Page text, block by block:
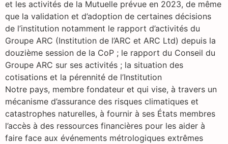
et les activités de la Mutuelle prévue en 2023, de même
que la validation et d’adoption de certaines décisions
de l’institution notamment le rapport d’activités du
Groupe ARC (Institution de l’ARC et ARC Ltd) depuis la
douzième session de la CoP ; le rapport du Conseil du
Groupe ARC sur ses activités ; la situation des
cotisations et la pérennité de l’Institution
Notre pays, membre fondateur et qui vise, à travers un
mécanisme d’assurance des risques climatiques et
catastrophes naturelles, à fournir à ses États membres
l’accès à des ressources financières pour les aider à
faire face aux événements métrologiques extrêmes